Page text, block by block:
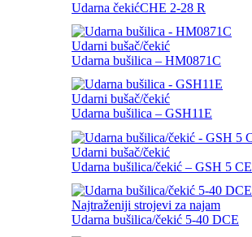
Udarna čekićCHE 2-28 R
Udarni bušač/čekić
Udarna bušilica – HM0871C
Udarni bušač/čekić
Udarna bušilica – GSH11E
Udarni bušač/čekić
Udarna bušilica/čekić – GSH 5 CE
Najtraženiji strojevi za najam
Udarna bušilica/čekić 5-40 DCE